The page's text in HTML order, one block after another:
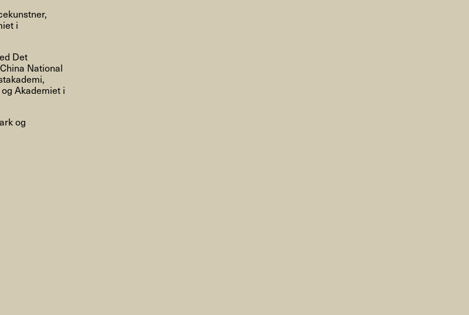
Om AHC
i
Det
National
Akademiet i
og